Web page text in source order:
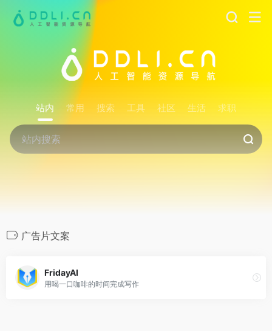
站内 常用 搜索 工具 社区 生活 求职
广告片文案
FridayAI
用喝一口咖啡的时间完成写作